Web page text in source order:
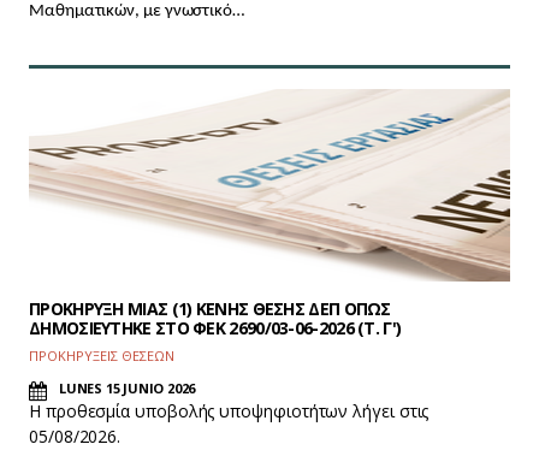
Μαθηματικών, με γνωστικό…
ΠΡΟΚΗΡΥΞΗ ΜΙΑΣ (1) ΚΕΝΗΣ ΘΕΣΗΣ ΔΕΠ ΟΠΩΣ
ΔΗΜΟΣΙΕΥΤΗΚΕ ΣΤΟ ΦEK 2690/03-06-2026 (Τ. Γ')
ΠΡΟΚΗΡΥΞΕΙΣ ΘΕΣΕΩΝ
LUNES 15 JUNIO 2026
Η προθεσμία υποβολής υποψηφιοτήτων λήγει στις
05/08/2026.